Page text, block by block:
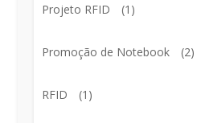
Projeto RFID (1)
Promoção de Notebook (2)
RFID (1)